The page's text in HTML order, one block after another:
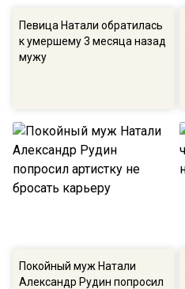
Певица Натали обратилась
к умершему 3 месяца назад
мужу
Покойный муж Натали
Александр Рудин попросил